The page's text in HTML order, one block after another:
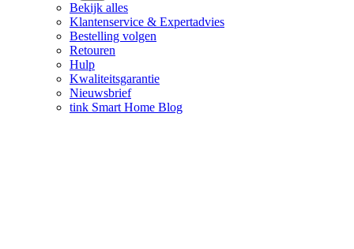
Bekijk alles
Klantenservice & Expertadvies
Bestelling volgen
Retouren
Hulp
Kwaliteitsgarantie
Nieuwsbrief
tink Smart Home Blog